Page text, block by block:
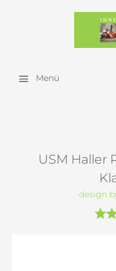
Menü
USM Haller
design